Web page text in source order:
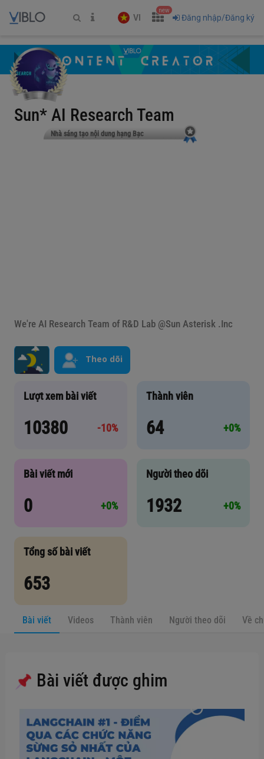
VI
new
Đăng nhập/Đăng ký
Sun* AI Research Team
Nhà sáng tạo nội dung hạng Bạc
We're AI Research Team of R&D Lab @Sun Asterisk .Inc
Theo dõi
Lượt xem bài viết
10380 -10%
Thành viên
64 +0%
Bài viết mới
0 +0%
Người theo dõi
1932 +0%
Tổng số bài viết
653
Bài viết Videos Thành viên Người theo dõi Về
Bài viết được ghim